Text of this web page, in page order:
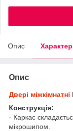
Опис
Опис
Двері міжкімнатні
Конструкція:
- Каркас
мікрошипом.